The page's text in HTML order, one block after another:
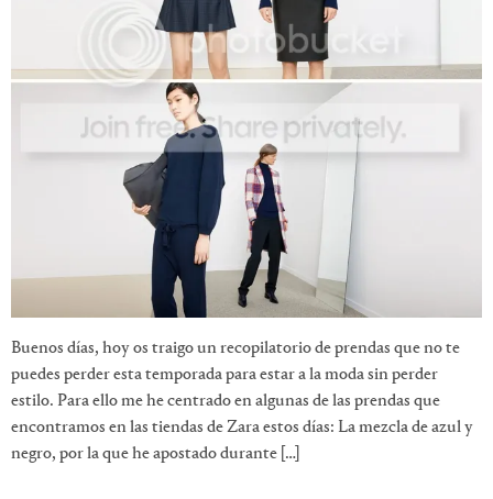
Buenos días, hoy os traigo un recopilatorio de prendas que no te
puedes perder esta temporada para estar a la moda sin perder
estilo. Para ello me he centrado en algunas de las prendas que
encontramos en las tiendas de Zara estos días: La mezcla de azul y
negro, por la que he apostado durante […]